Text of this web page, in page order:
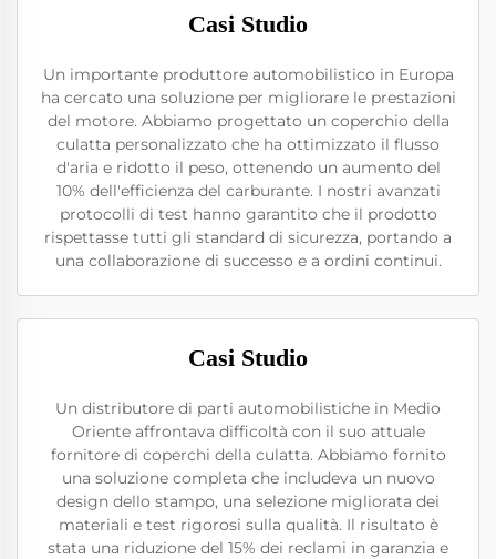
Casi Studio
Un importante produttore automobilistico in Europa
ha cercato una soluzione per migliorare le prestazioni
del motore. Abbiamo progettato un coperchio della
culatta personalizzato che ha ottimizzato il flusso
d'aria e ridotto il peso, ottenendo un aumento del
10% dell'efficienza del carburante. I nostri avanzati
protocolli di test hanno garantito che il prodotto
rispettasse tutti gli standard di sicurezza, portando a
una collaborazione di successo e a ordini continui.
Casi Studio
Un distributore di parti automobilistiche in Medio
Oriente affrontava difficoltà con il suo attuale
fornitore di coperchi della culatta. Abbiamo fornito
una soluzione completa che includeva un nuovo
design dello stampo, una selezione migliorata dei
materiali e test rigorosi sulla qualità. Il risultato è
stata una riduzione del 15% dei reclami in garanzia e